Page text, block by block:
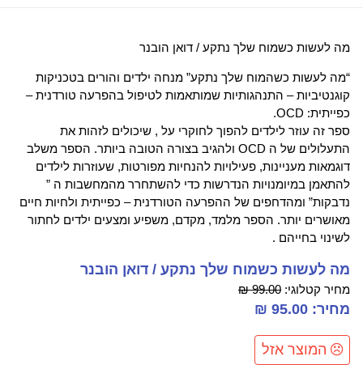
מה לעשות כשמוח שלך נתקע / דואן הובנר
“מה לעשות כשהמוח שלך נתקע” מנחה ילדים והורים בטכניקות
קוגנטיביות – התנהגותיות שמותאמות לטיפול בהפרעה טורדנית –
כפייתית: OCD.
ספר זה עוזר לילדים להפוך לחוקרי על , שיכולים לזהות את
התעלולים של ה OCD ולהגיב בצורה הטובה ביותר. הספר משלב
דוגמאות מעניינות, פעילויות להנחיות מפורטות, שעוזרות לילדים
להתאמן במיומנויות הנדרשות כדי להשתחרר מהמחשבות ה ”
נדבקות” ומהדחפים של ההפרעה הטורדנית – כפייתית ולחיות חיים
מאושרים יותר. הספר מלמד, מקדם, משפיע ומצעים ילדים לחתור
לשינוי בחייהם .
מה לעשות כשמוח שלך נתקע / דואן הובנר
מחיר קטלוגי: 99.00 ₪
מחיר: 95.00 ₪
המוצר אזל